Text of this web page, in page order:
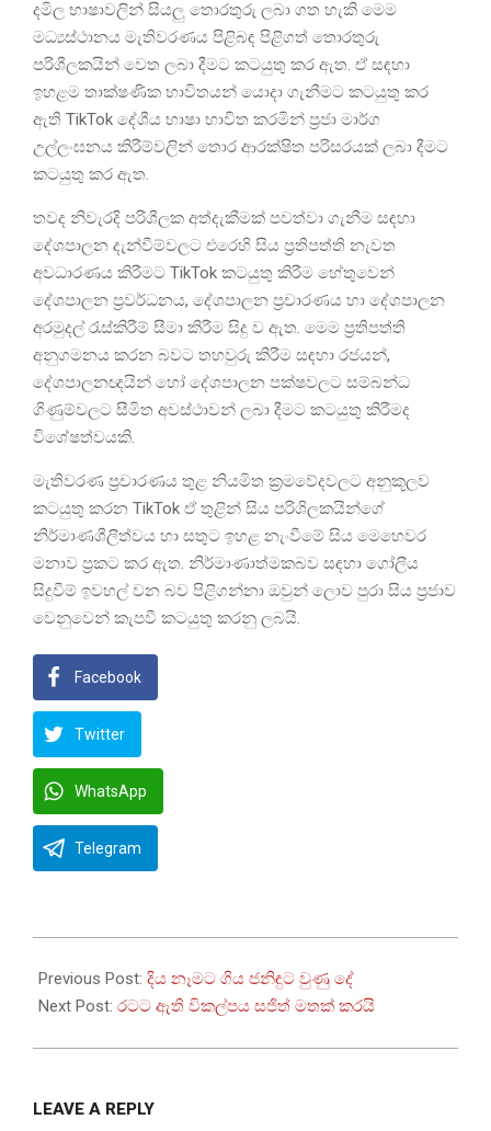
දමිල භාෂාවලින් සියලු තොරතුරු ලබා ගත හැකි මෙම
මධ්‍යස්ථානය මැතිවරණය පිළිබඳ පිළිගත් තොරතුරු
පරිශීලකයින් වෙත ලබා දීමට කටයුතු කර ඇත. ඒ සඳහා
ඉහළම තාක්ෂණික භාවිතයන් යොදා ගැනීමට කටයුතු කර
ඇති TikTok දේශීය භාෂා භාවිත කරමින් ප්‍රජා මාර්ග
උල්ලංඝනය කිරීම්වලින් තොර ආරක්ෂිත පරිසරයක් ලබා දීමට
කටයුතු කර ඇත.
තවද නිවැරදි පරිශීලක අත්දැකීමක් පවත්වා ගැනීම සඳහා
දේශපාලන දැන්වීම්වලට එරෙහි සිය ප්‍රතිපත්ති නැවත
අවධාරණය කිරීමට TikTok කටයුතු කිරීම හේතුවෙන්
දේශපාලන ප්‍රවර්ධනය, දේශපාලන ප්‍රචාරණය හා දේශපාලන
අරමුදල් රැස්කිරීම් සීමා කිරීම සිදු ව ඇත. මෙම ප්‍රතිපත්ති
අනුගමනය කරන බවට තහවුරු කිරීම සඳහා රජයන්,
දේශපාලනඥයින් හෝ දේශපාලන පක්ෂවලට සම්බන්ධ
ගිණුම්වලට සීමිත අවස්ථාවන් ලබා දීමට කටයුතු කිරීමද
විශේෂත්වයකි.
මැතිවරණ ප්‍රචාරණය තුළ නියමිත ක්‍රමවේදවලට අනුකූලව
කටයුතු කරන TikTok ඒ තුළින් සිය පරිශිලකයින්ගේ
නිර්මාණශීලීත්වය හා සතුට ඉහළ නැංවීමේ සිය මෙහෙවර
මනාව ප්‍රකට කර ඇත. නිර්මාණාත්මකබව සඳහා ගෝලීය
සිදුවීම් ඉවහල් වන බව පිළිගන්නා ඔවුන් ලොව පුරා සිය ප්‍රජාව
වෙනුවෙන් කැපවී කටයුතු කරනු ලබයි.
Facebook
Twitter
WhatsApp
Telegram
09-
06
Previous Post: දිය නෑමට ගිය ජනිඳුට වුණු දේ
Next Post: රටට ඇති විකල්පය සජිත් මතක් කරයි
LEAVE A REPLY